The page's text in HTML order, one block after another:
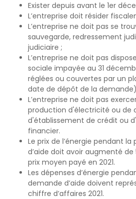
Exister depuis avant le 1er
L’entreprise doit résider
L’entreprise ne doit pas se
sauvegarde, redressement
judiciaire ;
L’entreprise ne doit pas
sociale impayée au 31
réglées ou couvertes par un
date de dépôt de la
L’entreprise ne doit pas
production d'électricité ou de
d'établissement de crédit ou
financier.
Le prix de l’énergie pendant
d’aide doit avoir augmenté de
prix moyen payé en 2021.
Les dépenses d’énergie
demande d’aide doivent
chiffre d’affaires 2021.